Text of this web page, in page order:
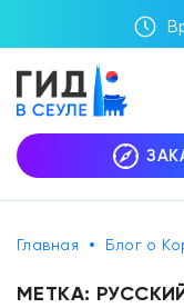
Главная Блог о
МЕТКА: